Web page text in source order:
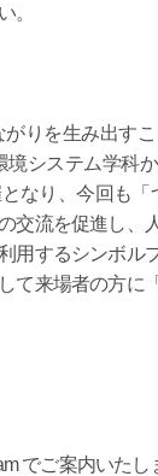
。
りを生み出す
システム学科
なり、今回も
交流を促進し、
用するシンボル
て来場者の方に
ご案内いたし